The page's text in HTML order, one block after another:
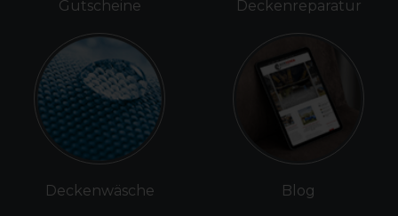
Gutscheine
Deckenwäsche
Deckenreparatur
Blog